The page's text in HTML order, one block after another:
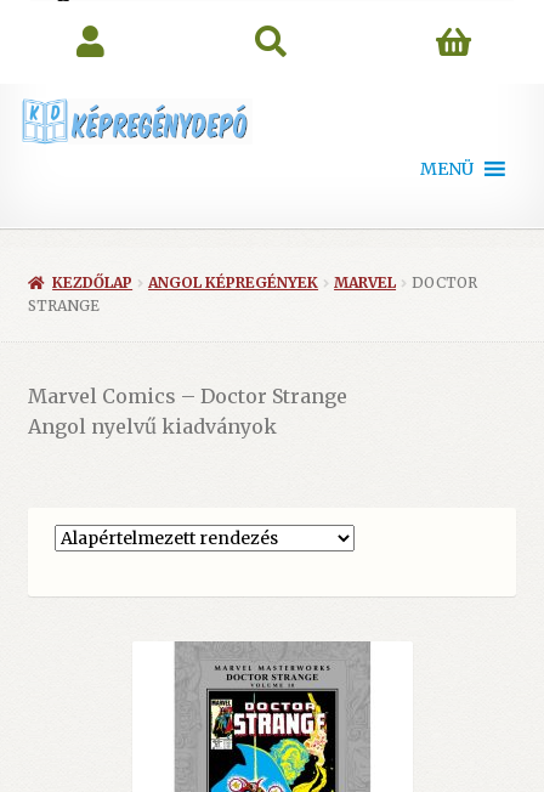
MENÜ
KEZDŐLAP ANGOL KÉPREGÉNYEK MARVEL
DOCTOR
STRANGE
Marvel Comics – Doctor Strange
Angol nyelvű kiadványok